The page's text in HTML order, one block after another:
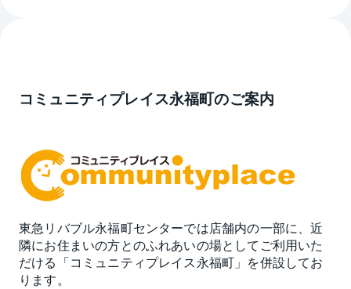
コミュニティプレイス永福町のご案内
東急リバブル永福町センターでは店舗内の一部に、近
隣にお住まいの方とのふれあいの場としてご利用いた
だける「コミュニティプレイス永福町」を併設してお
ります。